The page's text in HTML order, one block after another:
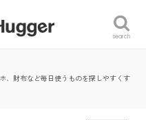
search
、財布など毎日使うものを探しやすくす